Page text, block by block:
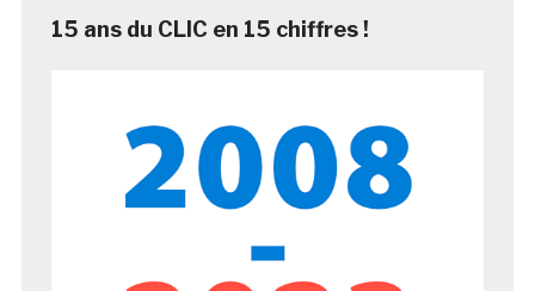
15 ans du CLIC en 15 chiffres !